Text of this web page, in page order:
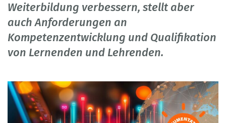
Weiterbildung verbessern, stellt aber
auch Anforderungen an
Kompetenzentwicklung und Qualifikation
von Lernenden und Lehrenden.